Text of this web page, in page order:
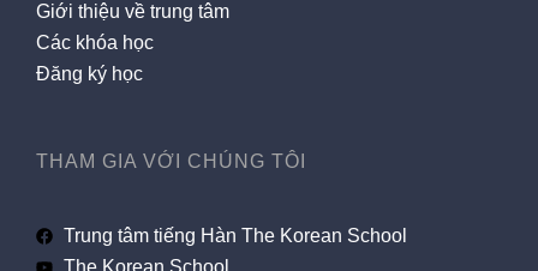
Giới thiệu về trung tâm
Các khóa học
Đăng ký học
THAM GIA VỚI CHÚNG TÔI
Trung tâm tiếng Hàn The Korean School
The Korean School